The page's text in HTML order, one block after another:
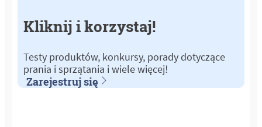
Kliknij i korzystaj!
Testy produktów, konkursy, porady dotyczące
prania i sprzątania i wiele więcej!
Zarejestruj się